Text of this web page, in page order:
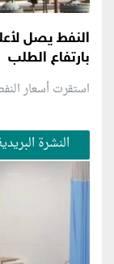
النفط يصل
بارتفاع الطلب
استقرت أسعار
النشرة